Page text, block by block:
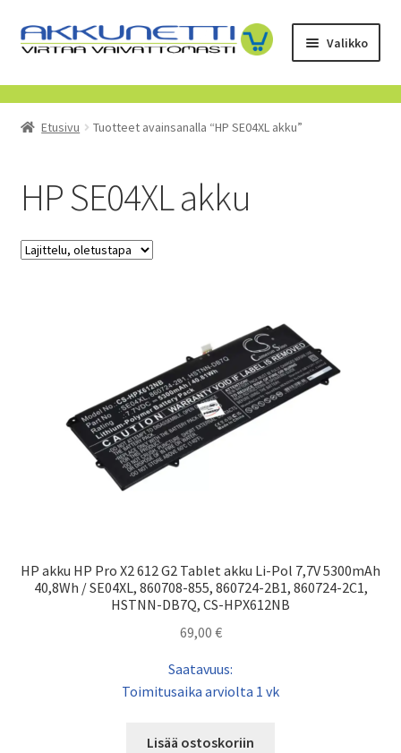
Siirry
navigointiin
Siirry
sisältöön
Valikko
Kauppa
Tietoa meistä
Yrityksille
Etusivu Tuotteet avainsanalla “HP SE04XL akku”
HP SE04XL akku
HP akku HP Pro X2 612 G2 Tablet akku Li-Pol 7,7V 5300mAh
40,8Wh / SE04XL, 860708-855, 860724-2B1, 860724-2C1,
HSTNN-DB7Q, CS-HPX612NB
69,00 €
Saatavuus:
Toimitusaika arviolta 1 vk
Lisää ostoskoriin